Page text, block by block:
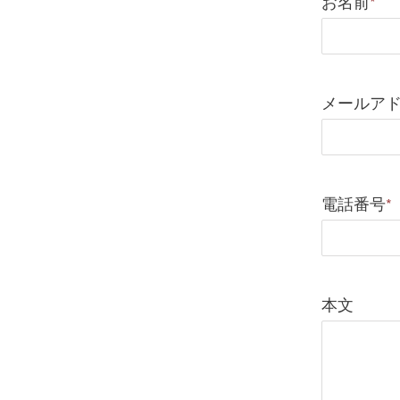
メールア
電話番号*
本文